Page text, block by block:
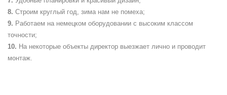
Строим круглый год, зима нам не помеха;
Работаем на немецком оборудовании с высоким классом
точности;
На некоторые объекты директор выезжает лично и проводит
монтаж.